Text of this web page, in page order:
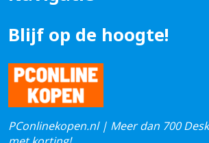
Blijf op de hoogte!
PConlinekopen.nl | Meer dan 700